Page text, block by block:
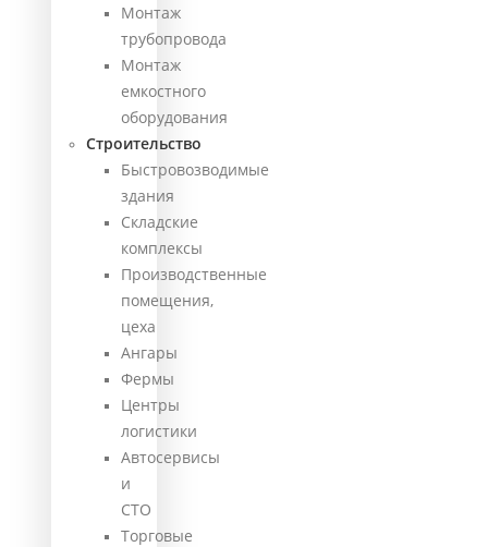
Монтаж
трубопровода
Монтаж
емкостного
оборудования
Строительство
Быстровозводимые
здания
Складские
комплексы
Производственные
помещения,
цеха
Ангары
Фермы
Центры
логистики
Автосервисы
и
СТО
Торговые